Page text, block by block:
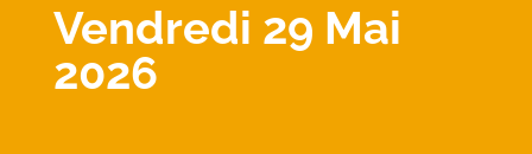
Vendredi 29 Mai
2026